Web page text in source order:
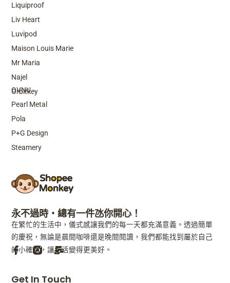
Top Brands
OVNU
Pearl Metal
Pola
P+G Design
Steamery
Liquiproof
Liv Heart
Luvipod
Maison Louis Marie
Mr Maria
Najel
Orbitkey
永不過時・總有一件氹你開心！
在繁忙的生活中，儀式感讓我們的每一天都充滿意義。透過簡單
的慶祝，無論是晨間咖啡還是晚間閱讀，我們都能找到屬於自己
的小確幸，讓生活變得更美好。
F M
Get In Touch